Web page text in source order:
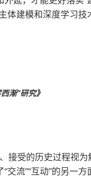
体建模和深度学习
渐”研究》
接受的历史过程视
流”“互动”的另一方